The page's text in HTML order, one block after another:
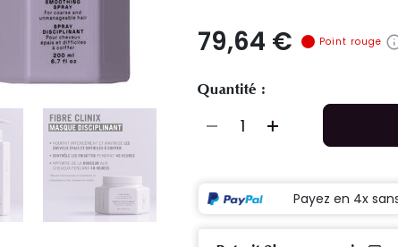
79,64 € Point rouge
Quantité :
Payez en 4x